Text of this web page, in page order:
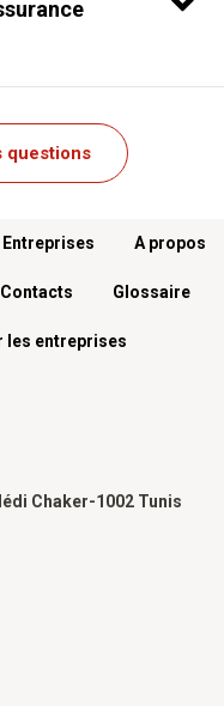
questions
Entreprises A propos
Contacts Glossaire
les entreprises
Chaker-1002 Tunis